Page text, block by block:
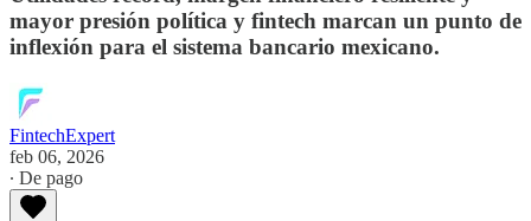
mayor presión política y fintech marcan un punto de
inflexión para el sistema bancario mexicano.
FintechExpert
feb 06, 2026
∙ De pago